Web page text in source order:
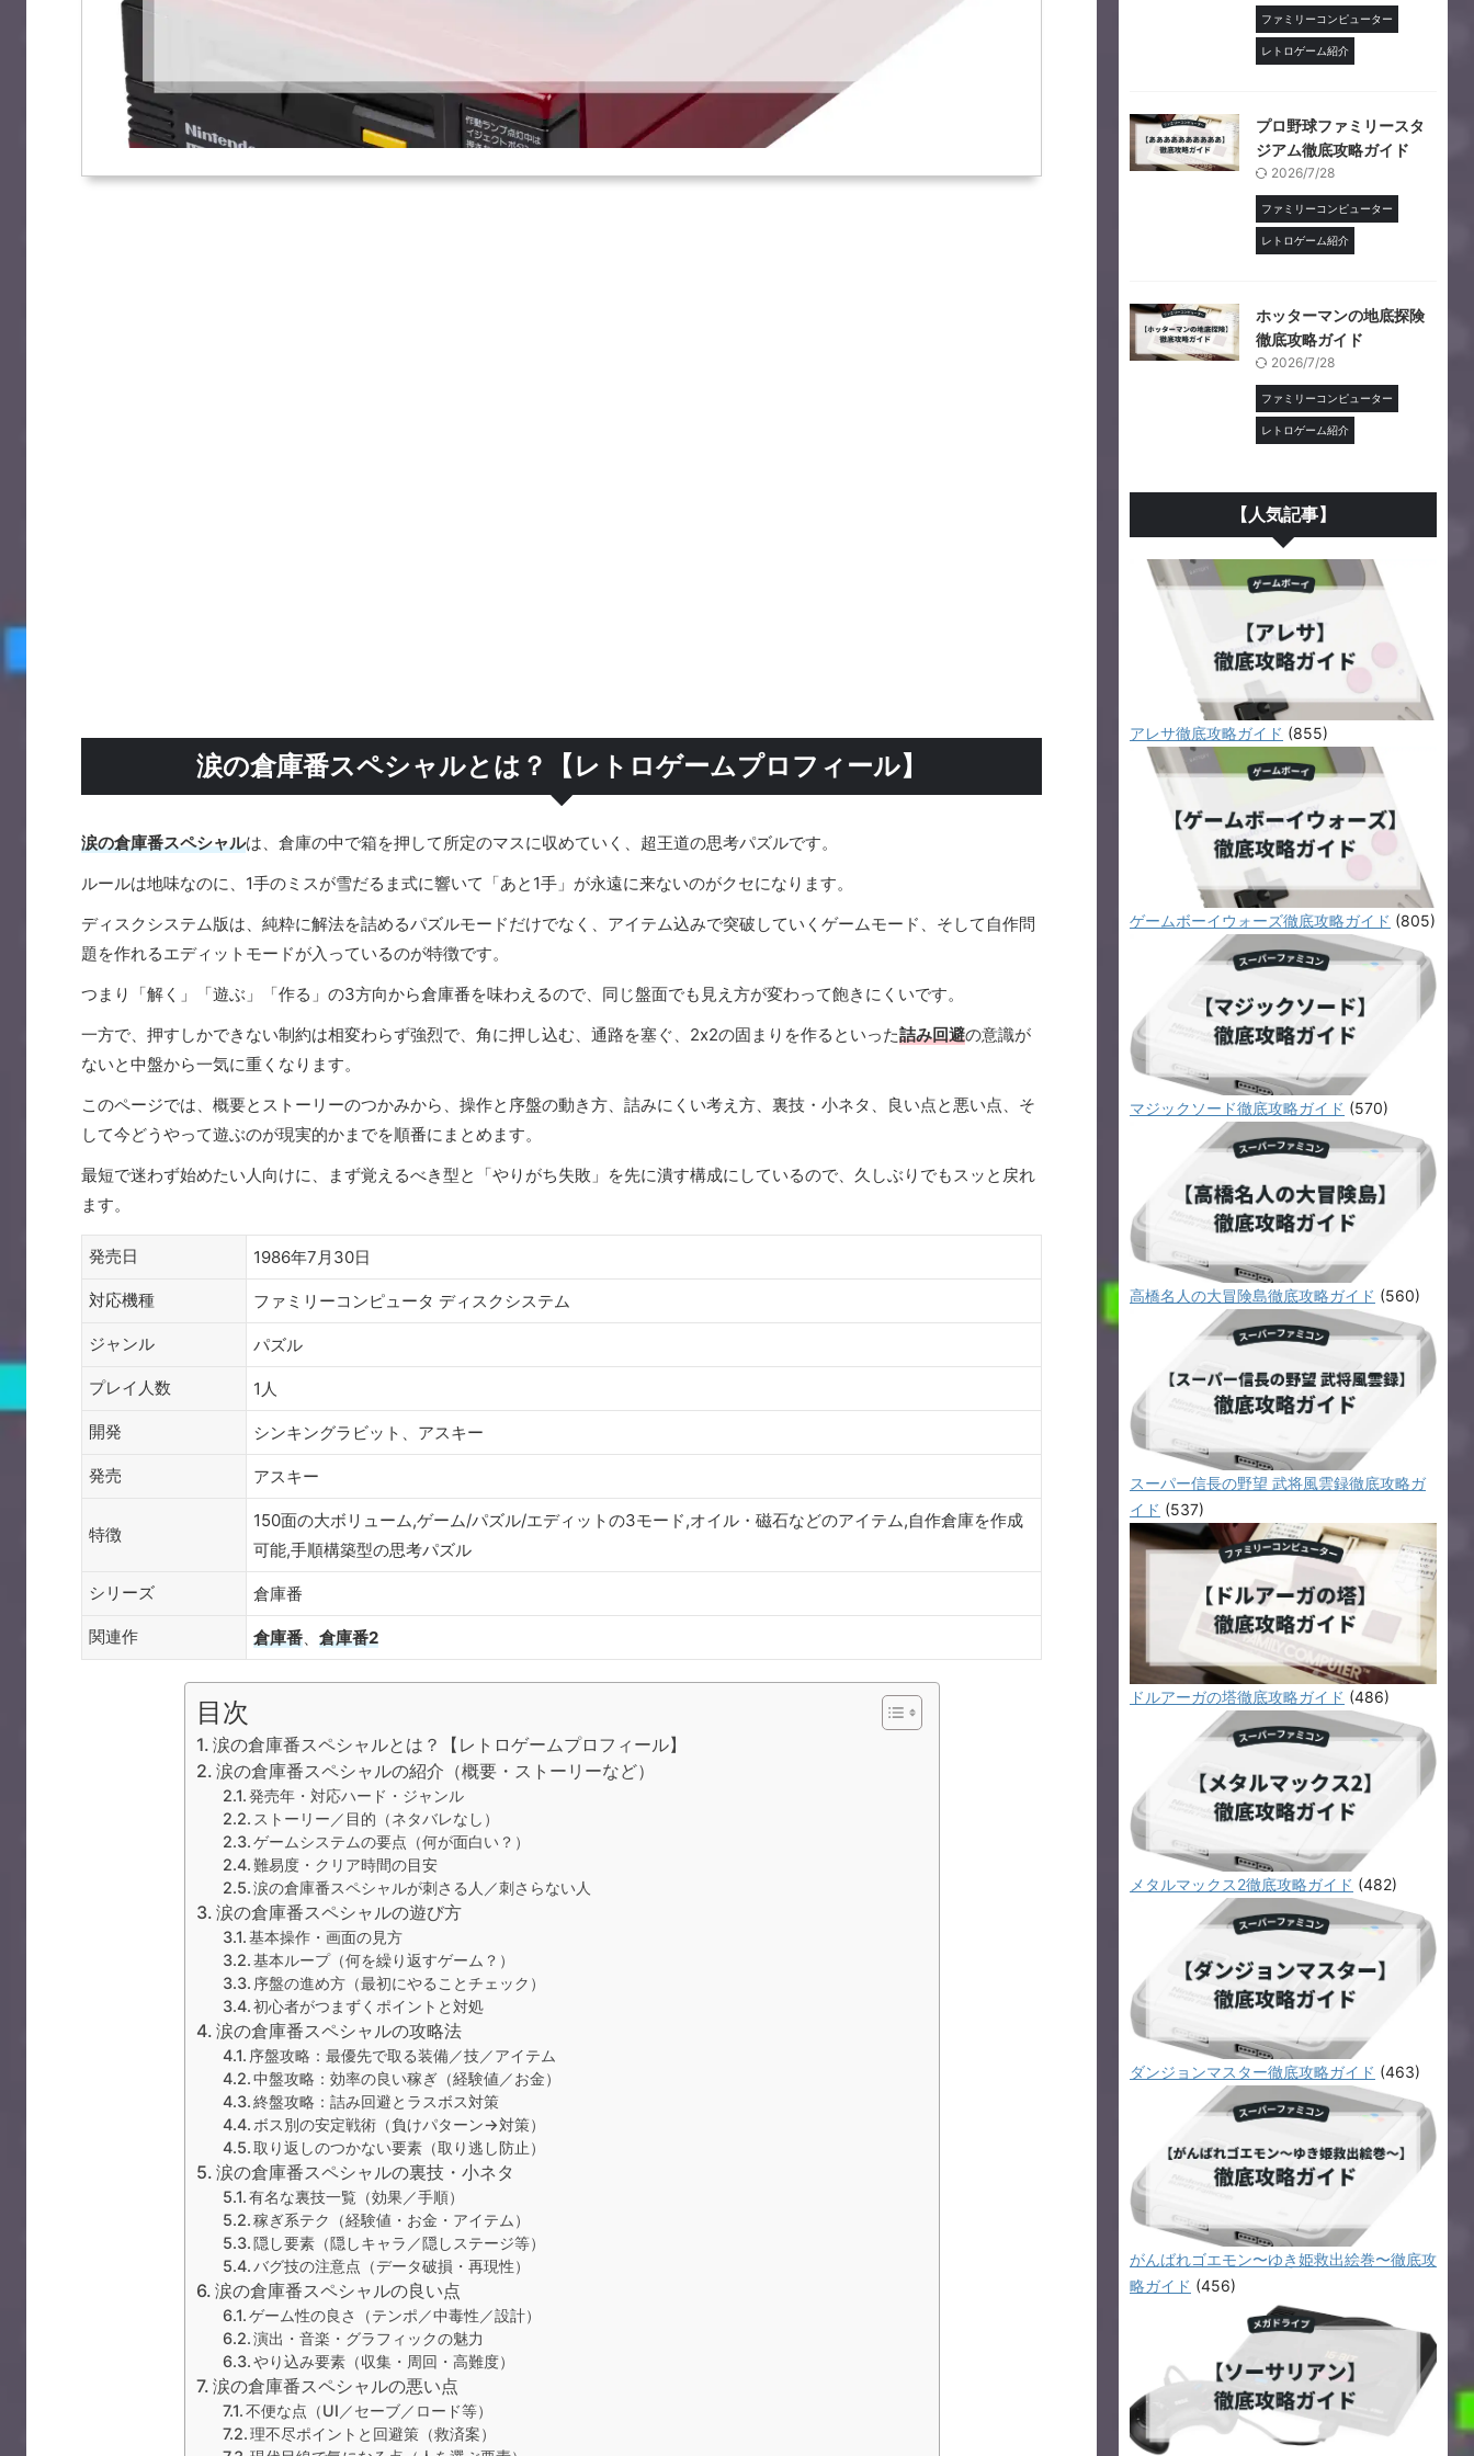
涙の倉庫番スペシャルとは？【レトロゲームプロフィール】
涙の倉庫番スペシャルは、倉庫の中で箱を押して所定のマスに収めていく、超王道の思考パズルです。
ルールは地味なのに、1手のミスが雪だるま式に響いて「あと1手」が永遠に来ないのがクセになります。
ディスクシステム版は、純粋に解法を詰めるパズルモードだけでなく、アイテム込みで突破していくゲームモード、そして自作問
題を作れるエディットモードが入っているのが特徴です。
つまり「解く」「遊ぶ」「作る」の3方向から倉庫番を味わえるので、同じ盤面でも見え方が変わって飽きにくいです。
一方で、押すしかできない制約は相変わらず強烈で、角に押し込む、通路を塞ぐ、2x2の固まりを作るといった詰み回避の意識が
ないと中盤から一気に重くなります。
このページでは、概要とストーリーのつかみから、操作と序盤の動き方、詰みにくい考え方、裏技・小ネタ、良い点と悪い点、そ
して今どうやって遊ぶのが現実的かまでを順番にまとめます。
最短で迷わず始めたい人向けに、まず覚えるべき型と「やりがち失敗」を先に潰す構成にしているので、久しぶりでもスッと戻れ
ます。
発売日 1986年7月30日
対応機種 ファミリーコンピュータ ディスクシステム
ジャンル パズル
プレイ人数 1人
開発 シンキングラビット、アスキー
発売 アスキー
特徴
150面の大ボリューム,ゲーム/パズル/エディットの3モード,オイル・磁石などのアイテム,自作倉庫を作成
可能,手順構築型の思考パズル
シリーズ 倉庫番
関連作 倉庫番、 倉庫番2
目次
涙の倉庫番スペシャルとは？【レトロゲームプロフィール】
涙の倉庫番スペシャルの紹介（概要・ストーリーなど）
発売年・対応ハード・ジャンル
ストーリー／目的（ネタバレなし）
ゲームシステムの要点（何が面白い？）
難易度・クリア時間の目安
涙の倉庫番スペシャルが刺さる人／刺さらない人
涙の倉庫番スペシャルの遊び方
基本操作・画面の見方
基本ループ（何を繰り返すゲーム？）
序盤の進め方（最初にやることチェック）
初心者がつまずくポイントと対処
涙の倉庫番スペシャルの攻略法
序盤攻略：最優先で取る装備／技／アイテム
中盤攻略：効率の良い稼ぎ（経験値／お金）
終盤攻略：詰み回避とラスボス対策
ボス別の安定戦術（負けパターン→対策）
取り返しのつかない要素（取り逃し防止）
涙の倉庫番スペシャルの裏技・小ネタ
有名な裏技一覧（効果／手順）
稼ぎ系テク（経験値・お金・アイテム）
隠し要素（隠しキャラ／隠しステージ等）
バグ技の注意点（データ破損・再現性）
涙の倉庫番スペシャルの良い点
ゲーム性の良さ（テンポ／中毒性／設計）
演出・音楽・グラフィックの魅力
やり込み要素（収集・周回・高難度）
涙の倉庫番スペシャルの悪い点
不便な点（UI／セーブ／ロード等）
理不尽ポイントと回避策（救済案）
ファミリーコンピューター
レトロゲーム紹介
プロ野球ファミリースタ
ジアム徹底攻略ガイド
2026/7/28
ファミリーコンピューター
レトロゲーム紹介
ホッターマンの地底探険
徹底攻略ガイド
2026/7/28
ファミリーコンピューター
レトロゲーム紹介
【人気記事】
アレサ徹底攻略ガイド (855)
ゲームボーイウォーズ徹底攻略ガイド (805)
マジックソード徹底攻略ガイド (570)
高橋名人の大冒険島徹底攻略ガイド (560)
スーパー信長の野望 武将風雲録徹底攻略ガ
イド (537)
ドルアーガの塔徹底攻略ガイド (486)
メタルマックス2徹底攻略ガイド (482)
ダンジョンマスター徹底攻略ガイド (463)
がんばれゴエモン〜ゆき姫救出絵巻〜徹底攻
略ガイド (456)